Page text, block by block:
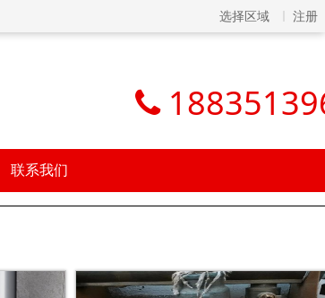
选择区域 注册
联系我们